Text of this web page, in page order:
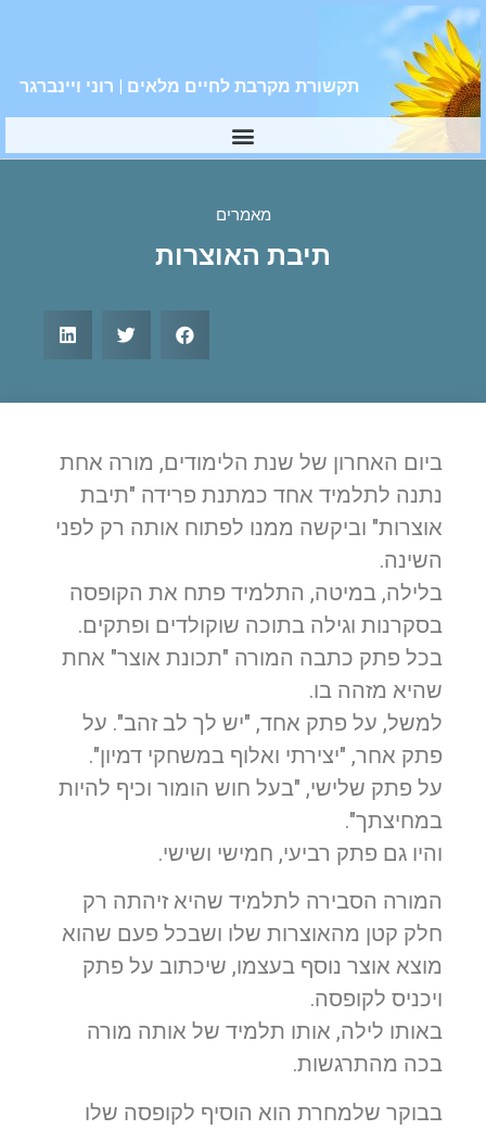
תקשורת מקרבת לחיים מלאים | רוני ויינברגר
מאמרים
תיבת האוצרות
ביום האחרון של שנת הלימודים, מורה אחת
נתנה לתלמיד אחד כמתנת פרידה "תיבת
אוצרות" וביקשה ממנו לפתוח אותה רק לפני
השינה.
בלילה, במיטה, התלמיד פתח את הקופסה
בסקרנות וגילה בתוכה שוקולדים ופתקים.
בכל פתק כתבה המורה "תכונת אוצר" אחת
שהיא מזהה בו.
למשל, על פתק אחד, "יש לך לב זהב". על
פתק אחר, "יצירתי ואלוף במשחקי דמיון".
על פתק שלישי, "בעל חוש הומור וכיף להיות
במחיצתך".
והיו גם פתק רביעי, חמישי ושישי.
המורה הסבירה לתלמיד שהיא זיהתה רק
חלק קטן מהאוצרות שלו ושבכל פעם שהוא
מוצא אוצר נוסף בעצמו, שיכתוב על פתק
ויכניס לקופסה.
באותו לילה, אותו תלמיד של אותה מורה
בכה מהתרגשות.
בבוקר שלמחרת הוא הוסיף לקופסה שלו